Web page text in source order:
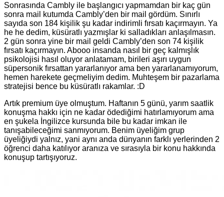
Sonrasında Cambly ile başlangıcı yapmamdan bir kaç gün
sonra mail kutumda Cambly’den bir mail gördüm. Sınırlı
sayıda son 184 kişilik şu kadar indirimli fırsatı kaçırmayın. Ya
he he dedim, küsüratlı yazmışlar ki salladıkları anlaşılmasın.
2 gün sonra yine bir mail geldi Cambly’den son 74 kişilik
fırsatı kaçırmayın. Abooo insanda nasıl bir geç kalmışlık
psikolojisi hasıl oluyor anlatamam, birileri aşırı uygun
süpersonik fırsattan yararlanıyor ama ben yararlanamıyorum,
hemen harekete geçmeliyim dedim. Muhteşem bir pazarlama
stratejisi bence bu küsüratlı rakamlar. :D
Artık premium üye olmuştum. Haftanın 5 günü, yarım saatlik
konuşma hakkı için ne kadar ödediğimi hatırlamıyorum ama
en şukela İngilizce kursunda bile bu kadar imkan ile
tanışabileceğimi sanmıyorum. Benim üyeliğim grup
üyeliğiydi yalnız, yani aynı anda dünyanın farklı yerlerinden 2
öğrenci daha katılıyor aranıza ve sırasıyla bir konu hakkında
konuşup tartışıyoruz.